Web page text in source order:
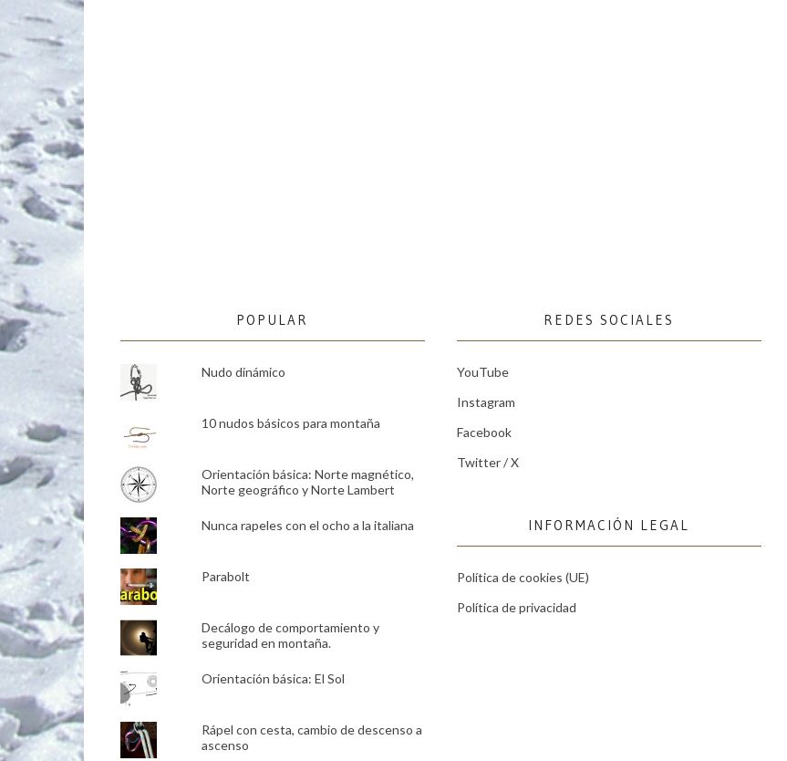
POPULAR
Nudo dinámico
10 nudos básicos para montaña
Orientación básica: Norte magnético,
Norte geográfico y Norte Lambert
Nunca rapeles con el ocho a la italiana
Parabolt
Decálogo de comportamiento y
seguridad en montaña.
Orientación básica: El Sol
Rápel con cesta, cambio de descenso a
ascenso
REDES SOCIALES
YouTube
Instagram
Facebook
Twitter / X
INFORMACIÓN LEGAL
Política de cookies (UE)
Política de privacidad